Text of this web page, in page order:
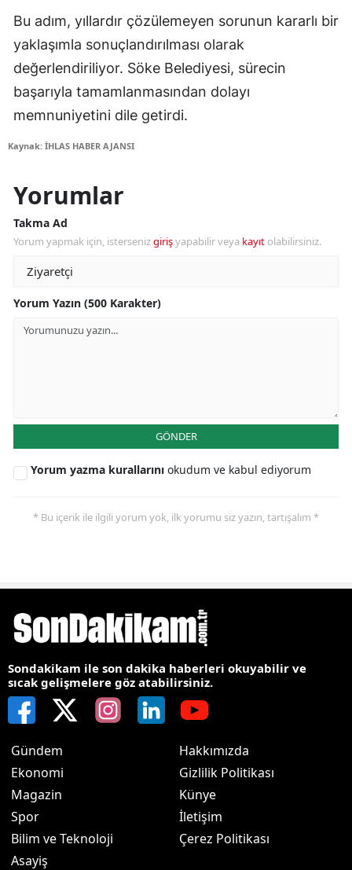
Bu adım, yıllardır çözülemeyen sorunun kararlı bir
yaklaşımla sonuçlandırılması olarak
değerlendiriliyor. Söke Belediyesi, sürecin
başarıyla tamamlanmasından dolayı
memnuniyetini dile getirdi.
Kaynak: İHLAS HABER AJANSI
Yorumlar
Takma Ad
Yorum yapmak için, istersenizgirişyapabilir veya kayıt olabilirsiniz.
Yorum Yazın (500 Karakter)
GÖNDER
Yorum yazma kurallarını okudum ve kabul ediyorum
* Bu içerik ile ilgili yorum yok, ilk yorumu siz yazın, tartışalım *
Sondakikam ile son dakika haberleri okuyabilir ve
sıcak gelişmelere göz atabilirsiniz.
Gündem
Ekonomi
Magazin
Spor
Bilim ve Teknoloji
Asayiş
Hakkımızda
Gizlilik Politikası
Künye
İletişim
Çerez Politikası